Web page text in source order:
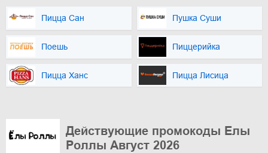
Пицца Сан Пушка Суши
Поешь Пиццерийка
Пицца Ханс Пицца Лисица
Действующие промокоды Елы
Роллы Август 2026